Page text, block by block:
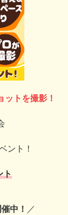
トを撮影！
ント！
ト
中！ ／